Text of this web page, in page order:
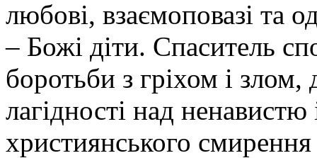
любові, взаємоповазі та
– Божі діти. Спаситель
боротьби з гріхом і
лагідності над
християнського